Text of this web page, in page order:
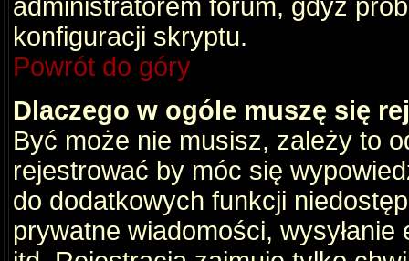
administratorem forum, gdyż
konfiguracji skryptu.
Powrót do góry
Dlaczego w ogóle muszę się
Być może nie musisz, zależy to
rejestrować by móc się
do dodatkowych funkcji
prywatne wiadomości,